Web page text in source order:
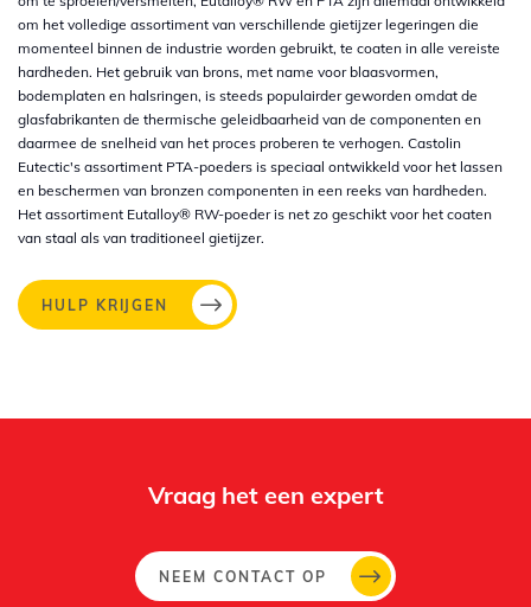
om het volledige assortiment van verschillende gietijzer legeringen die
momenteel binnen de industrie worden gebruikt, te coaten in alle vereiste
hardheden. Het gebruik van brons, met name voor blaasvormen,
bodemplaten en halsringen, is steeds populairder geworden omdat de
glasfabrikanten de thermische geleidbaarheid van de componenten en
daarmee de snelheid van het proces proberen te verhogen. Castolin
Eutectic's assortiment PTA-poeders is speciaal ontwikkeld voor het lassen
en beschermen van bronzen componenten in een reeks van hardheden.
Het assortiment Eutalloy® RW-poeder is net zo geschikt voor het coaten
van staal als van traditioneel gietijzer.
HULP KRIJGEN
Vraag het een expert
NEEM CONTACT OP